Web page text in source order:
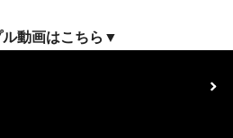
動画はこちら▼